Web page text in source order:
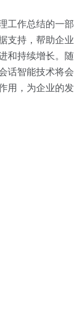
工作总结的一部
支持，帮助企业
和持续增长。随
话智能技术将会
用，为企业的发